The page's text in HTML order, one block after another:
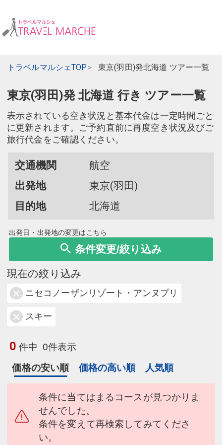
トラベルマルシェTOP 東京(羽田)発北海道 ツアー一覧
東京(羽田)発 北海道 行き ツアー一覧
表示されている空き状況と基本代金は一定時間ごと
に更新されます。ご予約直前に再度空き状況及びご
旅行代金をご確認ください。
交通機関
航空
出発地
東京(羽田)
目的地
北海道
出発日・出発地の変更はこちら
条件変更/絞り込み
現在の絞り込み
ニセコノーザンリゾート・アンヌプリ
スキー
0 件中 0件表示
価格の安い順
価格の高い順 人気順
条件に当てはまるコースが見つかりま
せんでした。
条件を変えて再検索してみてくださ
い。